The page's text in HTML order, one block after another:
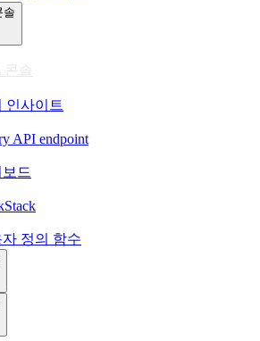
솔
콘솔
인사이트
API endpoint
드
정의 함수